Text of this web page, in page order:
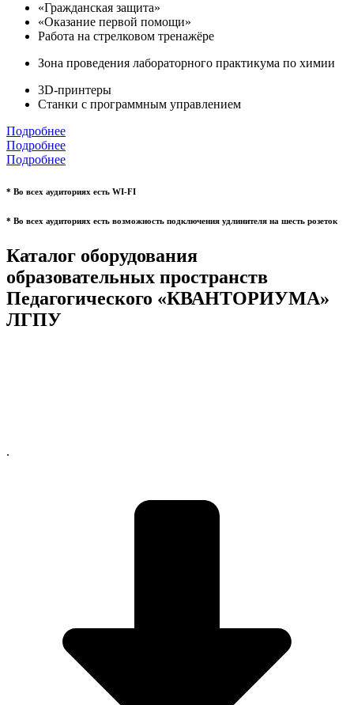
«Гражданская защита»
«Оказание первой помощи»
Работа на стрелковом тренажёре
Зона проведения лабораторного практикума по химии
3D-принтеры
Станки с программным управлением
Подробнее
Подробнее
Подробнее
* Во всех аудиториях есть WI-FI
* Во всех аудиториях есть возможность подключения удлинителя на шесть розеток
Каталог оборудования
образовательных пространств
Педагогического «КВАНТОРИУМА»
ЛГПУ
.